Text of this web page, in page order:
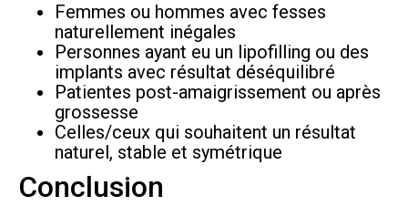
Femmes ou hommes avec fesses
naturellement inégales
Personnes ayant eu un lipofilling ou des
implants avec résultat déséquilibré
Patientes post-amaigrissement ou après
grossesse
Celles/ceux qui souhaitent un résultat
naturel, stable et symétrique
Conclusion